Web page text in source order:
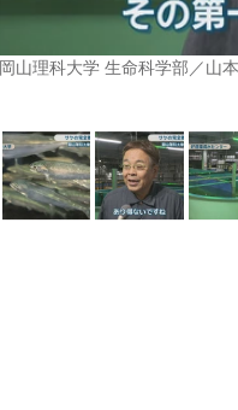
岡山理科大学 生命科学部／山